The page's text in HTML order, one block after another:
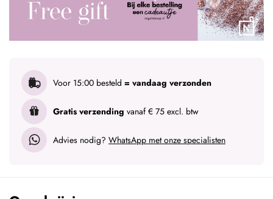
Voor 15:00 besteld = vandaag verzonden
Gratis verzending vanaf € 75 excl. btw
Advies nodig? WhatsApp met onze specialisten